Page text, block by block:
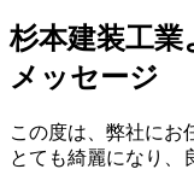
杉本建装工業
メッセージ
この度は、弊社にお
とても綺麗になり、